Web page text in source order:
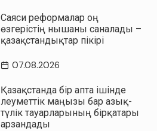
Саяси реформалар оң
өзгерістің нышаны саналады –
қазақстандықтар пікірі
07.08.2026
Қазақстанда бір апта ішінде
әлеуметтік маңызы бар азық-
түлік тауарларының бірқатары
арзандады